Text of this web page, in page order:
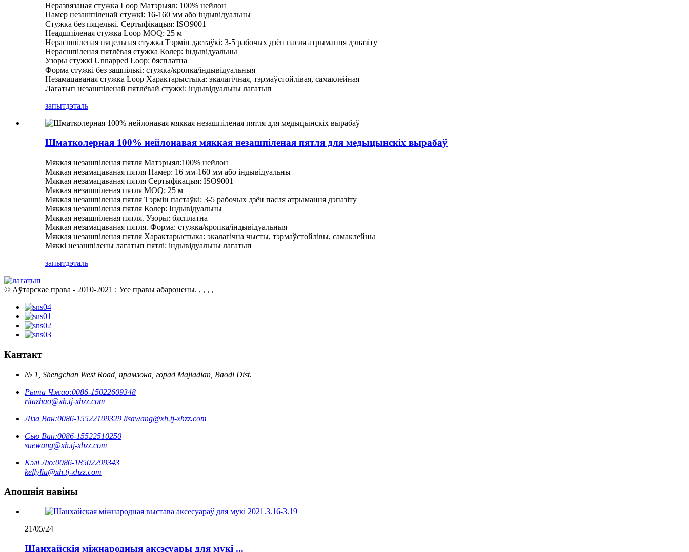
Неразвязаная стужка Loop Матэрыял: 100% нейлон
Памер незашпіленай стужкі: 16-160 мм або індывідуальны
Стужка без пяцелькі. Сертыфікацыя: ISO9001
Неадшпіленая стужка Loop MOQ: 25 м
Нерасшпіленая пяцельная стужка Тэрмін дастаўкі: 3-5 рабочых дзён пасля атрымання дэпазіту
Нерасшпіленая пятлёвая стужка Колер: індывідуальны
Узоры стужкі Unnapped Loop: бясплатна
Форма стужкі без зашпількі: стужка/кропка/індывідуальныя
Незамацаваная стужка Loop Характарыстыка: экалагічная, тэрмаўстойлівая, самаклейная
Лагатып незашпіленай пятлёвай стужкі: індывідуальны лагатып
запытдэталь
Шматколерная 100% нейлонавая мяккая незашпіленая пятля для медыцынскіх вырабаў
Мяккая незашпіленая пятля Матэрыял:100% нейлон
Мяккая незамацаваная пятля Памер: 16 мм-160 мм або індывідуальны
Мяккая незамацаваная пятля Сертыфікацыя: ISO9001
Мяккая незашпіленая пятля MOQ: 25 м
Мяккая незашпіленая пятля Тэрмін пастаўкі: 3-5 рабочых дзён пасля атрымання дэпазіту
Мяккая незашпіленая пятля Колер: Індывідуальны
Мяккая незашпіленая пятля. Узоры: бясплатна
Мяккая незамацаваная пятля. Форма: стужка/кропка/індывідуальныя
Мяккая незашпіленая пятля Характарыстыка: экалагічна чысты, тэрмаўстойлівы, самаклейны
Мяккі незашпілены лагатып пятлі: індывідуальны лагатып
запытдэталь
© Аўтарскае права - 2010-2021 : Усе правы абаронены. , , , ,
Кантакт
№ 1, Shengchan West Road, прамзона, горад Majiadian, Baodi Dist.
Рыта Чжао:0086-15022609348
ritazhao@xh.tj-xhzz.com
Ліза Ван:0086-15522109329 lisawang@xh.tj-xhzz.com
Сью Ван:0086-15522510250
suewang@xh.tj-xhzz.com
Кэлі Лю:0086-18502299343
kellyliu@xh.tj-xhzz.com
Апошнія навіны
21/05/24
Шанхайскія міжнародныя аксэсуары для мукі ...